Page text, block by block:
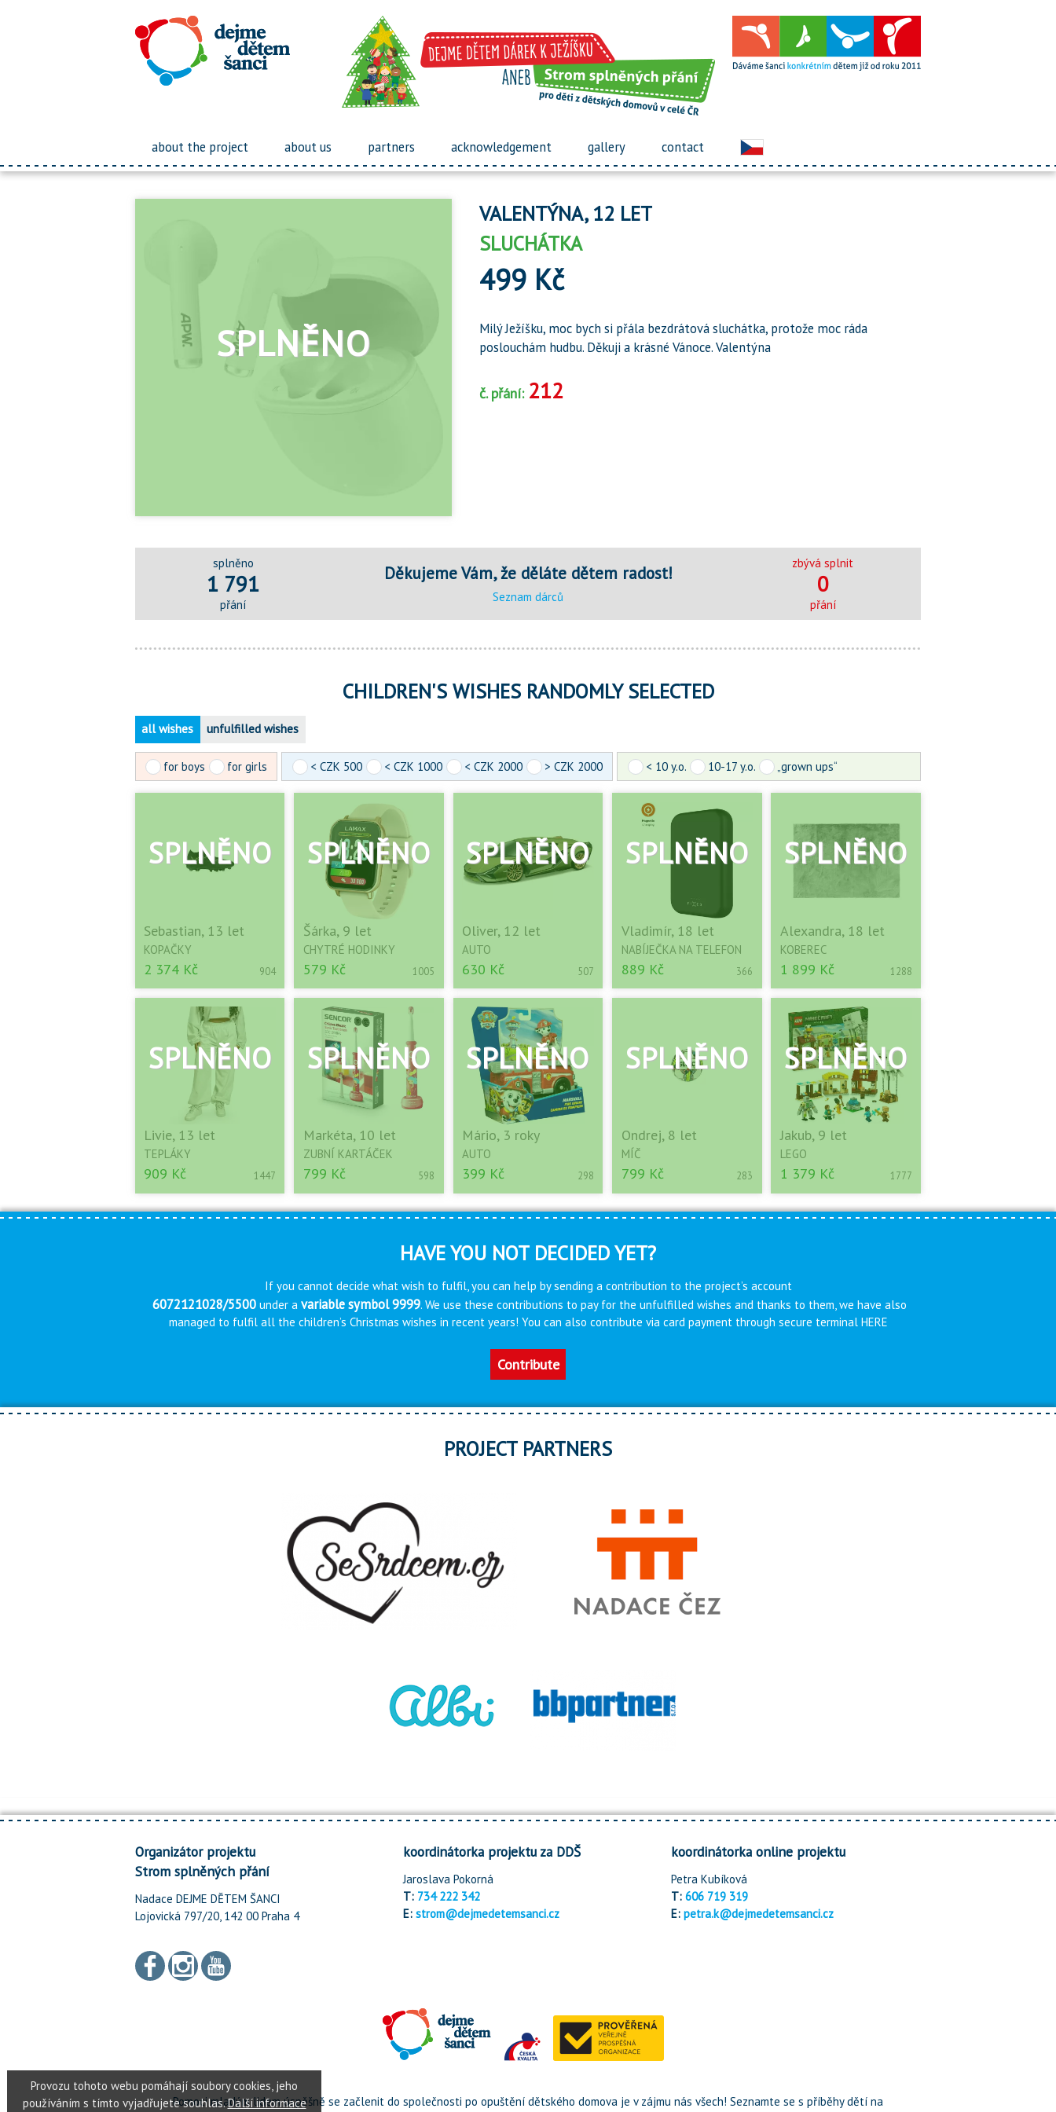
about the project about us partners acknowledgement gallery contact
VALENTÝNA, 12 LET
SLUCHÁTKA
499 Kč
Milý Ježíšku, moc bych si přála bezdrátová sluchátka, protože moc ráda
poslouchám hudbu. Děkuji a krásné Vánoce. Valentýna
č. přání: 212
splněno
1 791
přání
Děkujeme Vám, že děláte dětem radost!
Seznam dárců
zbývá splnit
0
přání
CHILDREN'S WISHES RANDOMLY SELECTED
all wishes unfulfilled wishes
for boys for girls < CZK 500 < CZK 1000 < CZK 2000 > CZK 2000 < 10 y.o. 10-17 y.o. „grown ups“
Sebastian, 13 let
KOPAČKY
2 374 Kč 904
Šárka, 9 let
CHYTRÉ HODINKY
579 Kč 1005
Oliver, 12 let
AUTO
630 Kč 507
Vladimír, 18 let
NABÍJEČKA NA TELEFON
889 Kč 366
Alexandra, 18 let
KOBEREC
1 899 Kč 1288
Livie, 13 let
TEPLÁKY
909 Kč 1447
Markéta, 10 let
ZUBNÍ KARTÁČEK
799 Kč 598
Mário, 3 roky
AUTO
399 Kč 298
Ondrej, 8 let
MÍČ
799 Kč 283
Jakub, 9 let
LEGO
1 379 Kč 1777
HAVE YOU NOT DECIDED YET?
If you cannot decide what wish to fulfil, you can help by sending a contribution to the project’s account
6072121028/5500 under a variable symbol 9999. We use these contributions to pay for the unfulfilled wishes and thanks to them, we have also
managed to fulfil all the children’s Christmas wishes in recent years! You can also contribute via card payment through secure terminal HERE
Contribute
PROJECT PARTNERS
Organizátor projektu
Strom splněných přání
Nadace DEJME DĚTEM ŠANCI
Lojovická 797/20, 142 00 Praha 4
koordinátorka projektu za DDŠ
Jaroslava Pokorná
T: 734 222 342
E: strom@dejmedetemsanci.cz
koordinátorka online projektu
Petra Kubíková
T:606 719 319
E:petra.k@dejmedetemsanci.cz
Pomoci mladým lidem úspěšně se začlenit do společnosti po opuštění dětského domova je v zájmu nás všech! Seznamte se s příběhy dětí na